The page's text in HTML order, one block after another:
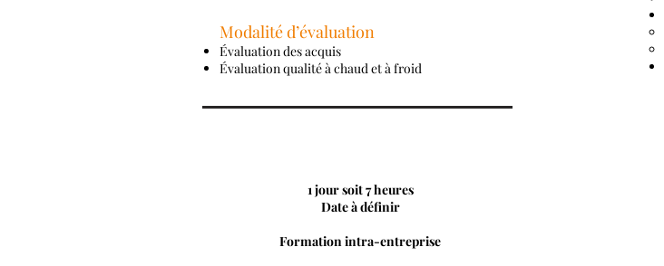
Modalité d’évaluation
Évaluation des acquis
Évaluation qualité à chaud et à froid
1 jour soit 7 heures
Date à définir
Formation intra-entreprise